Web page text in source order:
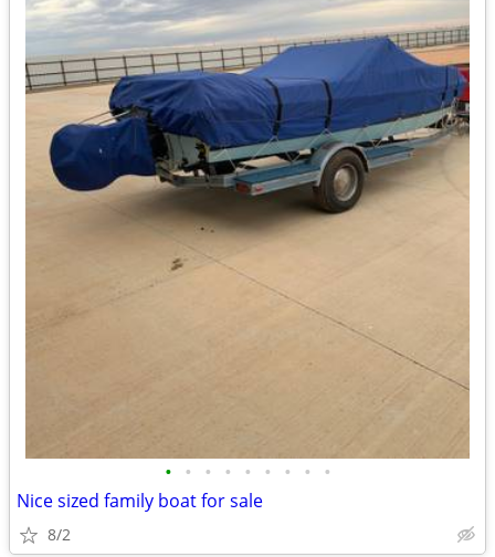
• • • • • • • • •
Nice sized family boat for sale
8/2